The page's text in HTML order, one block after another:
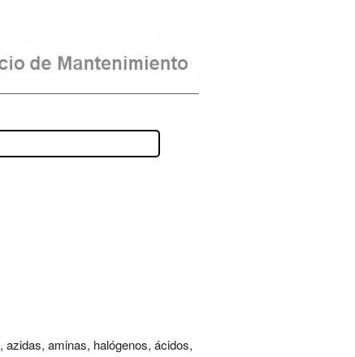
aminas, halógenos, ácidos,